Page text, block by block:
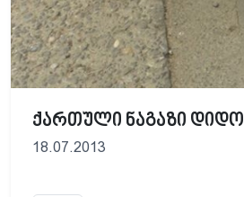
ქართული ნაგაზი დიდო
18.07.2013